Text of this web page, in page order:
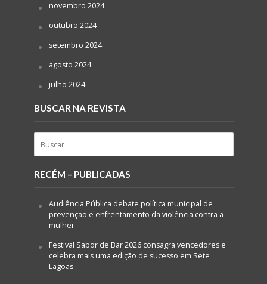
novembro 2024
outubro 2024
setembro 2024
agosto 2024
julho 2024
BUSCAR NA REVISTA
RECÉM – PUBLICADAS
Audiência Pública debate política municipal de
prevenção e enfrentamento da violência contra a
mulher
Festival Sabor de Bar 2026 consagra vencedores e
celebra mais uma edição de sucesso em Sete
Lagoas